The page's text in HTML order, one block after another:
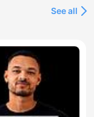
See all